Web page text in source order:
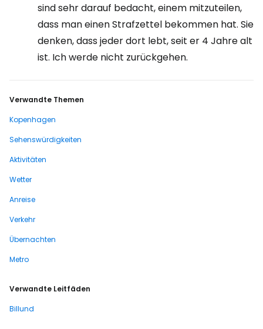
sind sehr darauf bedacht, einem mitzuteilen,
dass man einen Strafzettel bekommen hat. Sie
denken, dass jeder dort lebt, seit er 4 Jahre alt
ist. Ich werde nicht zurückgehen.
Verwandte Themen
Kopenhagen
Sehenswürdigkeiten
Aktivitäten
Wetter
Anreise
Verkehr
Übernachten
Metro
Verwandte Leitfäden
Billund